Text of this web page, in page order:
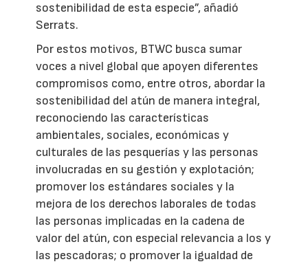
sostenibilidad de esta especie”, añadió
Serrats.
Por estos motivos, BTWC busca sumar
voces a nivel global que apoyen diferentes
compromisos como, entre otros, abordar la
sostenibilidad del atún de manera integral,
reconociendo las características
ambientales, sociales, económicas y
culturales de las pesquerías y las personas
involucradas en su gestión y explotación;
promover los estándares sociales y la
mejora de los derechos laborales de todas
las personas implicadas en la cadena de
valor del atún, con especial relevancia a los y
las pescadoras; o promover la igualdad de